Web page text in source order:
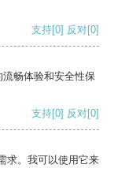
支持[0] 反对[0]
畅体验和安全性保
支持[0] 反对[0]
求。我可以使用它来